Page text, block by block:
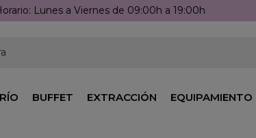
Lunes a Viernes de 09:00h a 19:00h
BUFFET EXTRACCIÓN EQUIPAMIENTO